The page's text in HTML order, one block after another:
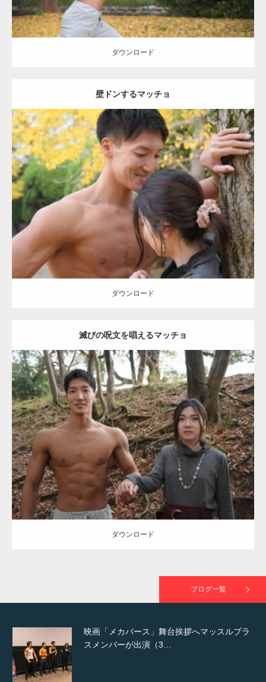
ダウンロード
壁ドンするマッチョ
Update: 2021.07.8
Category:公園のマッチョ その他 AKIHITO(細マッチョ) 大胸筋 肩 腹
筋
ダウンロード
滅びの呪文を唱えるマッチョ
Update:2021.07.8
Category:公園のマッチョ その他 AKIHITO(細マッチョ) 大胸筋 腹筋
ダウンロード
ダウンロード
ブログ一覧
【YouTube】マッチョフリー素材メンバーが
ギネス世界記録…
【TV】TBS番組「ひるおび」にてマッスルプ
ラスが紹介されま…
TOKYO FMラジオ番組「ONE MORNING」
で紹介さ…
NHK「所さん！事件ですよ」に取材されまし
た（6/8放送）
映画「メカバース」舞台挨拶へマッスルプラ
スメンバーが出演（3…